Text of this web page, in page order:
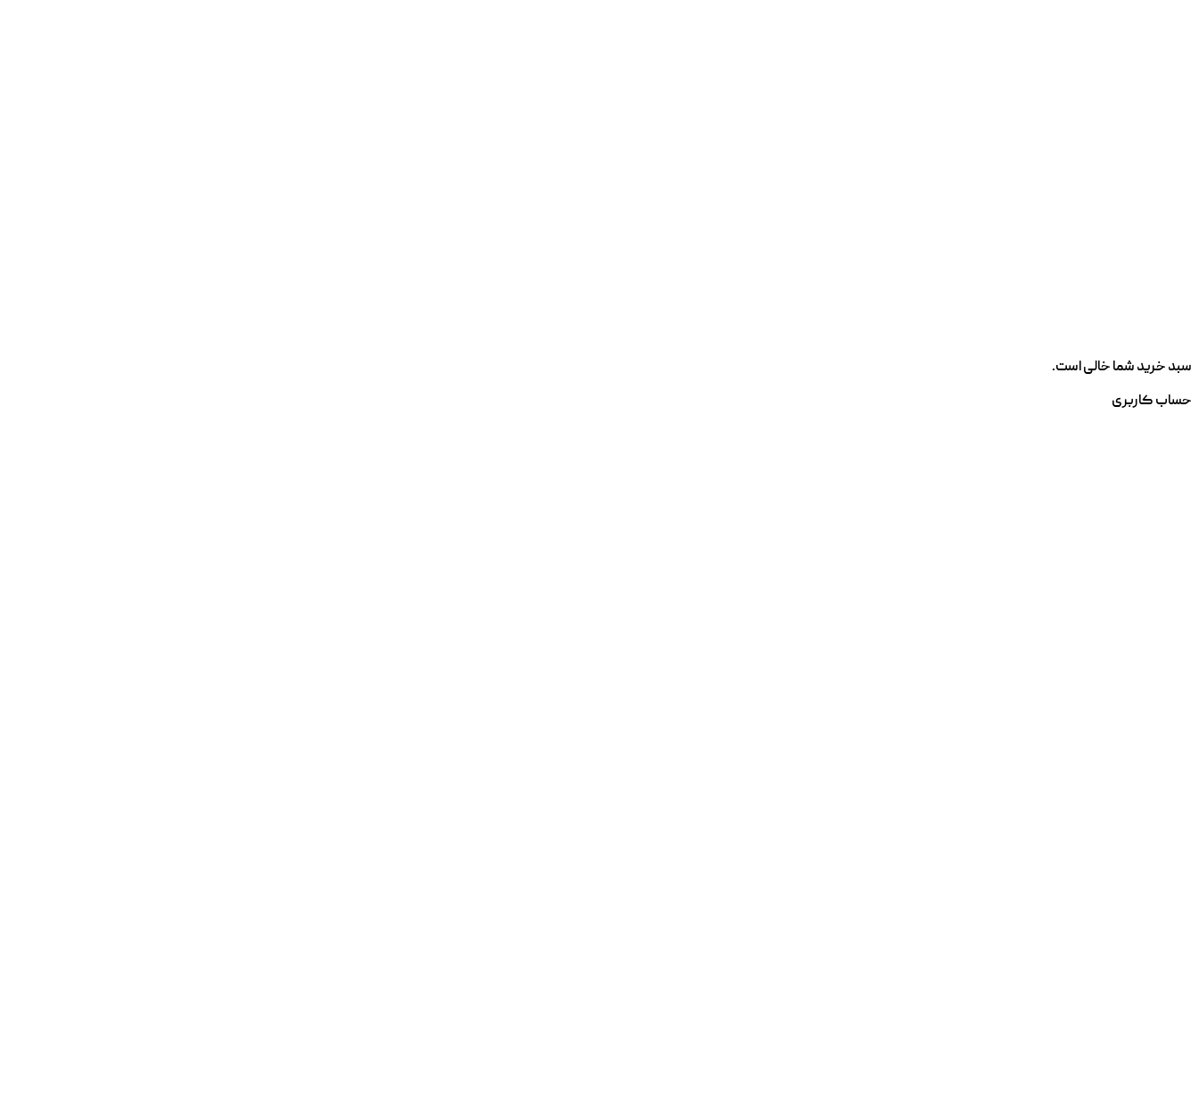
سبد خرید شما خالی است.
حساب کاربری